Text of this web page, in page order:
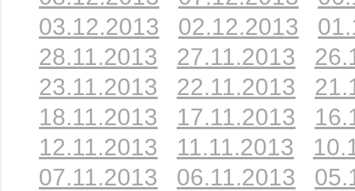
03.12.2013
02.12.2013
28.11.2013
27.11.2013
23.11.2013
22.11.2013
18.11.2013
17.11.2013
12.11.2013
11.11.2013
07.11.2013
06.11.2013